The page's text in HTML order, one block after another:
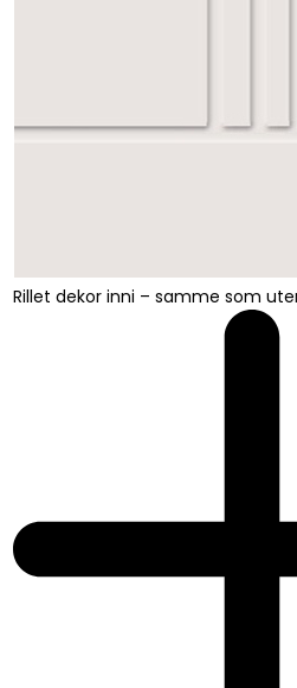
Rillet dekor inni – samme som